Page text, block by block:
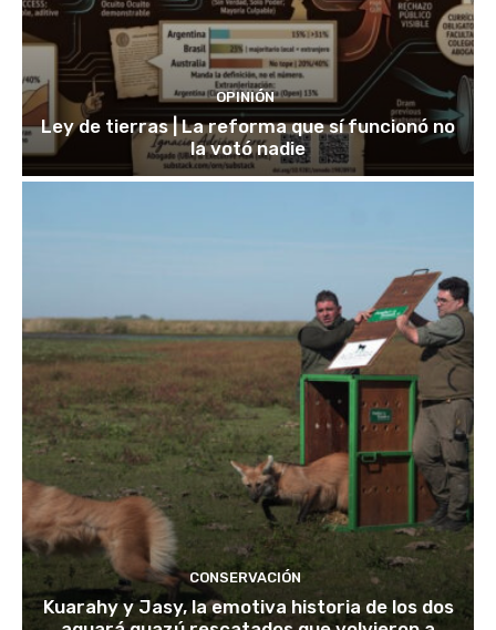
OPINIÓN
Ley de tierras | La reforma que sí funcionó no
la votó nadie
CONSERVACIÓN
Kuarahy y Jasy, la emotiva historia de los dos